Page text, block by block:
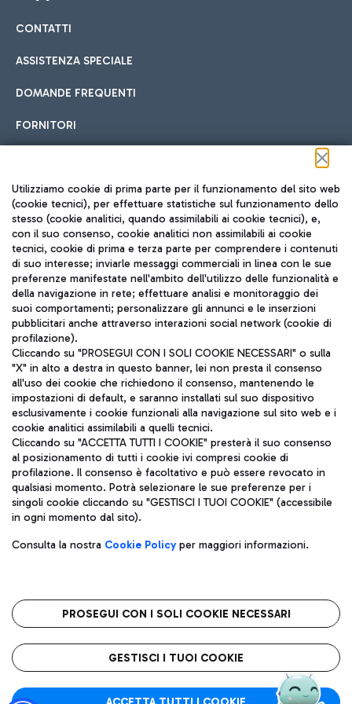
Cucina Internazionale
Fast Food
Pizza
Gelateria
Wine Bar & Sparkling
Hotel in aeroporto
Scegli l'alloggio più adatto e approfitta della vicinanza
all'aeroporto.
Car sharing
Con il Car Sharing è ancora più facile spostarsi
Treno
Raggiungi velocemente l'aeroporto di Fiumicino da Roma
tramite i servizi ferroviari Trenitalia.
Autobus
Scopri le linee di autobus per raggiungere l'aeroporto
Leonardo Da Vinci.
Raggiungi l’aeroporto senza pensieri con il servizio di taxi a
Ristoranti
Scopri la nostra offerta per una pausa gustosa in aeroporto
Mappa Aeroporto Fiumicino
CONTATTI
ASSISTENZA SPECIALE
DOMANDE FREQUENTI
FORNITORI
Seguici sui social
TRAVEL JOURNAL
ITA
Aeroporti di Roma S.p.A. - Società soggetta a direzione e
coordinamento di Mundys S.p.A.
Codice fiscale e Registro delle Imprese di Roma 13032990155 P.
IVA 06572251004
Capitale sociale 62.224.743,00 int. vers.
Sede legale: Via Pier Paolo Racchetti 1 - 00054 Fiumicino (RM)
telefono +39 06 65951
Privacy policy
Note legali
Roma FCO
L'aeroporto stellato
Utilizziamo cookie di prima parte per il funzionamento del sito web
(cookie tecnici), per effettuare statistiche sul funzionamento dello
stesso (cookie analitici, quando assimilabili ai cookie tecnici), e,
con il suo consenso, cookie analitici non assimilabili ai cookie
tecnici, cookie di prima e terza parte per comprendere i contenuti
di suo interesse; inviarle messaggi commerciali in linea con le sue
preferenze manifestate nell'ambito dell'utilizzo delle funzionalità e
della navigazione in rete; effettuare analisi e monitoraggio dei
suoi comportamenti; personalizzare gli annunci e le inserzioni
pubblicitari anche attraverso interazioni social network (cookie di
profilazione).
Cliccando su "PROSEGUI CON I SOLI COOKIE NECESSARI" o sulla
"X" in alto a destra in questo banner, lei non presta il consenso
all'uso dei cookie che richiedono il consenso, mantenendo le
impostazioni di default, e saranno installati sul suo dispositivo
esclusivamente i cookie funzionali alla navigazione sul sito web e i
cookie analitici assimilabili a quelli tecnici.
Cliccando su "ACCETTA TUTTI I COOKIE" presterà il suo consenso
al posizionamento di tutti i cookie ivi compresi cookie di
profilazione. Il consenso è facoltativo e può essere revocato in
qualsiasi momento. Potrà selezionare le sue preferenze per i
singoli cookie cliccando su "GESTISCI I TUOI COOKIE" (accessibile
in ogni momento dal sito).
Consulta la nostra Cookie Policyper maggiori informazioni.
PROSEGUI CON I SOLI COOKIE NECESSARI
GESTISCI I TUOI COOKIE